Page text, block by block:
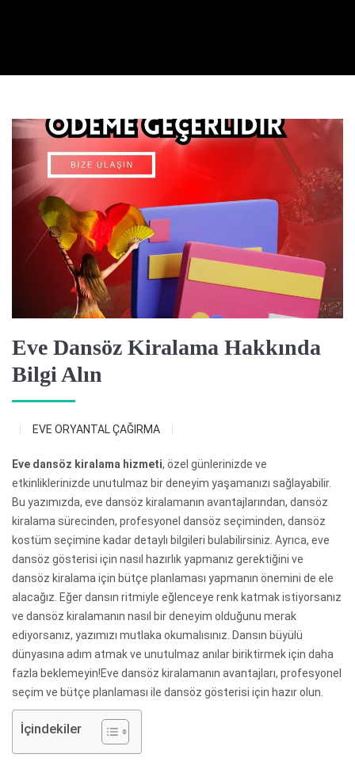
Eve Dansöz Kiralama Hakkında
Bilgi Alın
EVE ORYANTAL ÇAĞIRMA
Eve dansöz kiralama hizmeti, özel günlerinizde ve
etkinliklerinizde unutulmaz bir deneyim yaşamanızı sağlayabilir.
Bu yazımızda, eve dansöz kiralamanın avantajlarından, dansöz
kiralama sürecinden, profesyonel dansöz seçiminden, dansöz
kostüm seçimine kadar detaylı bilgileri bulabilirsiniz. Ayrıca, eve
dansöz gösterisi için nasıl hazırlık yapmanız gerektiğini ve
dansöz kiralama için bütçe planlaması yapmanın önemini de ele
alacağız. Eğer dansın ritmiyle eğlenceye renk katmak istiyorsanız
ve dansöz kiralamanın nasıl bir deneyim olduğunu merak
ediyorsanız, yazımızı mutlaka okumalısınız. Dansın büyülü
dünyasına adım atmak ve unutulmaz anılar biriktirmek için daha
fazla beklemeyin!Eve dansöz kiralamanın avantajları, profesyonel
seçim ve bütçe planlaması ile dansöz gösterisi için hazır olun.
İçindekiler